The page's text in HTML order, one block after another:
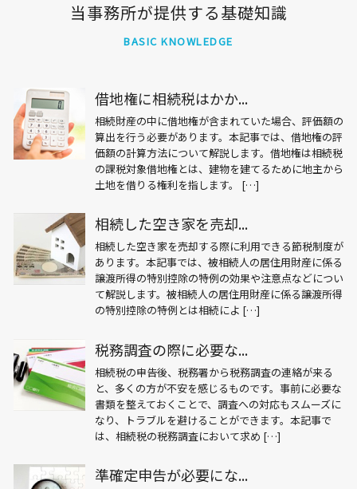
当事務所が提供する基礎知識
BASIC KNOWLEDGE
借地権に相続税はかか...
相続財産の中に借地権が含まれていた場合、評価額の
算出を行う必要があります。本記事では、借地権の評
価額の計算方法について解説します。借地権は相続税
の課税対象借地権とは、建物を建てるために地主から
土地を借りる権利を指します。 […]
相続した空き家を売却...
相続した空き家を売却する際に利用できる節税制度が
あります。本記事では、被相続人の居住用財産に係る
譲渡所得の特別控除の特例の効果や注意点などについ
て解説します。被相続人の居住用財産に係る譲渡所得
の特別控除の特例とは相続によ […]
税務調査の際に必要な...
相続税の申告後、税務署から税務調査の連絡が来る
と、多くの方が不安を感じるものです。事前に必要な
書類を整えておくことで、調査への対応もスムーズに
なり、トラブルを避けることができます。本記事で
は、相続税の税務調査において求め […]
準確定申告が必要にな...